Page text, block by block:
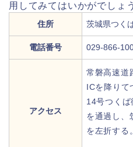
用してみてはいかがでしょ
住所 茨城県つく
電話番号 029-866-
アクセス
常磐高速道
ICを降りて
14号つくば
を通過し、
を左折する。